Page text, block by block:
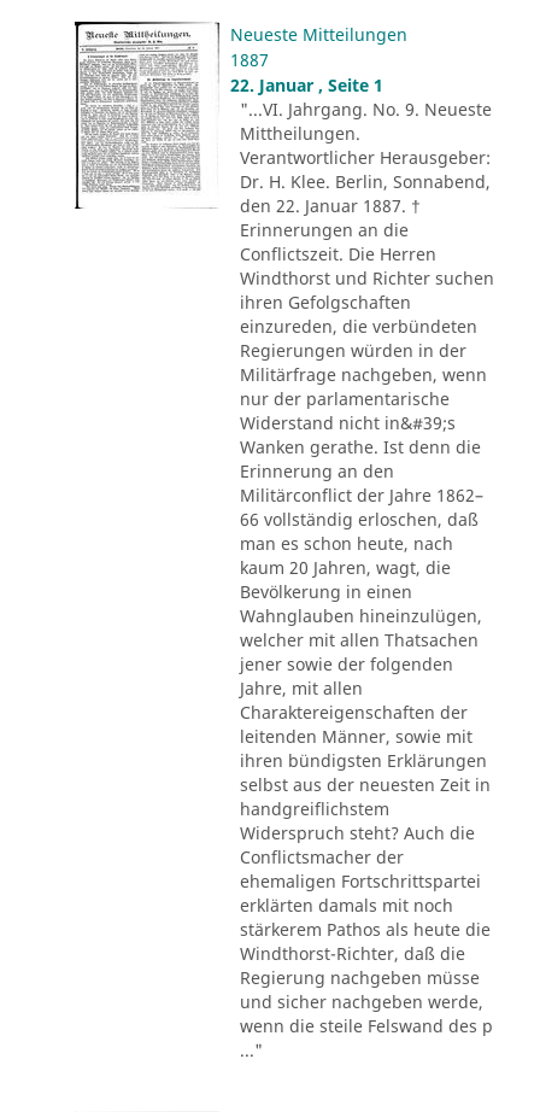
Neueste Mitteilungen
1887
22. Januar , Seite 1
"...VI. Jahrgang. No. 9. Neueste
Mittheilungen.
Verantwortlicher Herausgeber:
Dr. H. Klee. Berlin, Sonnabend,
den 22. Januar 1887. †
Erinnerungen an die
Conflictszeit. Die Herren
Windthorst und Richter suchen
ihren Gefolgschaften
einzureden, die verbündeten
Regierungen würden in der
Militärfrage nachgeben, wenn
nur der parlamentarische
Widerstand nicht in&#39;s
Wanken gerathe. Ist denn die
Erinnerung an den
Militärconflict der Jahre 1862–
66 vollständig erloschen, daß
man es schon heute, nach
kaum 20 Jahren, wagt, die
Bevölkerung in einen
Wahnglauben hineinzulügen,
welcher mit allen Thatsachen
jener sowie der folgenden
Jahre, mit allen
Charaktereigenschaften der
leitenden Männer, sowie mit
ihren bündigsten Erklärungen
selbst aus der neuesten Zeit in
handgreiflichstem
Widerspruch steht? Auch die
Conflictsmacher der
ehemaligen Fortschrittspartei
erklärten damals mit noch
stärkerem Pathos als heute die
Windthorst-Richter, daß die
Regierung nachgeben müsse
und sicher nachgeben werde,
wenn die steile Felswand des p
..."